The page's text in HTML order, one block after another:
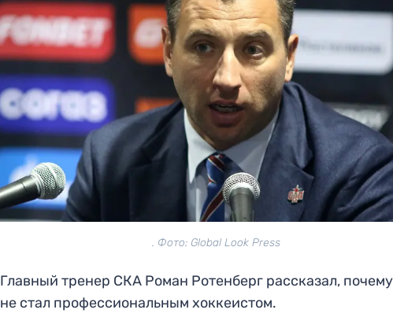
. Фото: Global Look Press
Главный тренер СКА Роман Ротенберг рассказал,
не стал профессиональным хоккеистом.